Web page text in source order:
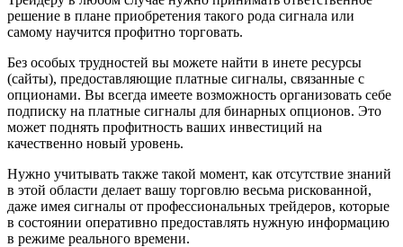
решение в плане приобретения такого рода сигнала или
самому научится профитно торговать.
Без особых трудностей вы можете найти в инете ресурсы
(сайты), предоставляющие платные сигналы, связанные с
опционами. Вы всегда имеете возможность организовать себе
подписку на платные сигналы для бинарных опционов. Это
может поднять профитность ваших инвестиций на
качественно новый уровень.
Нужно учитывать также такой момент, как отсутствие знаний
в этой области делает вашу торговлю весьма рискованной,
даже имея сигналы от профессиональных трейдеров, которые
в состоянии оперативно предоставлять нужную информацию
в режиме реального времени.